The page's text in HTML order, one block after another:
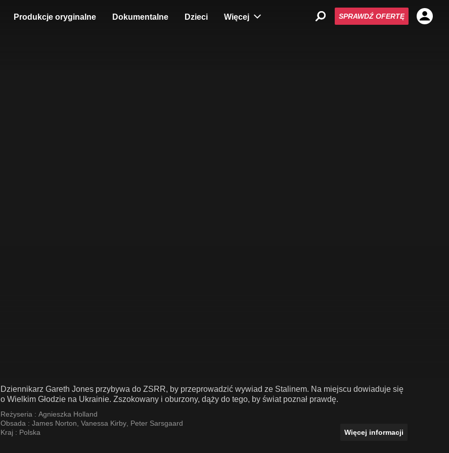
Produkcje oryginalne Dokumentalne Dzieci Więcej SPRAWDŹ OFERTĘ
Dziennikarz Gareth Jones przybywa do ZSRR, by przeprowadzić wywiad ze Stalinem. Na miejscu dowiaduje się
o Wielkim Głodzie na Ukrainie. Zszokowany i oburzony, dąży do tego, by świat poznał prawdę.
Reżyseria : Agnieszka Holland
Obsada : James Norton Vanessa Kirby Peter Sarsgaard
Kraj : Polska Więcej informacji